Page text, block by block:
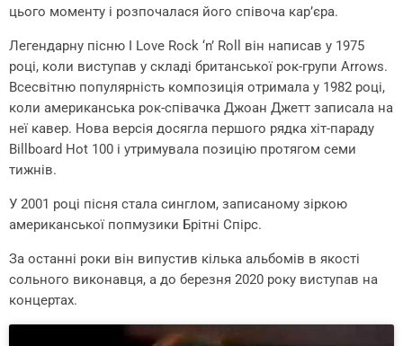
цього моменту і розпочалася його співоча кар’єра.
Легендарну пісню I Love Rock ‘n’ Roll він написав у 1975
році, коли виступав у складі британської рок-групи Arrows.
Всесвітню популярність композиція отримала у 1982 році,
коли американська рок-співачка Джоан Джетт записала на
неї кавер. Нова версія досягла першого рядка хіт-параду
Billboard Hot 100 і утримувала позицію протягом семи
тижнів.
У 2001 році пісня стала синглом, записаному зіркою
американської попмузики Брітні Спірс.
За останні роки він випустив кілька альбомів в якості
сольного виконавця, а до березня 2020 року виступав на
концертах.